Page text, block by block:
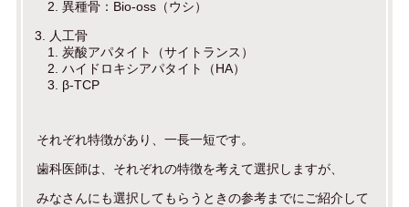
異種骨：Bio-oss（ウシ）
人工骨
炭酸アパタイト（サイトランス）
ハイドロキシアパタイト（HA）
β-TCP
それぞれ特徴があり、一長一短です。
歯科医師は、それぞれの特徴を考えて選択しますが、
みなさんにも選択してもらうときの参考までにご紹介して